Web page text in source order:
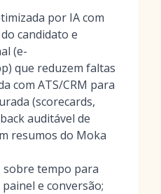
por IA com
candidato e
(e-
que reduzem faltas
com ATS/CRM para
(scorecards,
auditável de
resumos do Moka
sobre tempo para
e conversão;